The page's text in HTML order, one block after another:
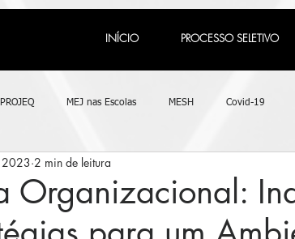
INÍCIO PROCESSO SELETIVO
PROJEQ MEJ nas Escolas MESH Covid-19
Organizacional:
2023 2 min de leitura